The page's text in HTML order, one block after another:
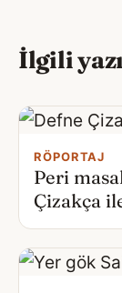
İlgili
RÖPORTAJ
Peri
Çizakça